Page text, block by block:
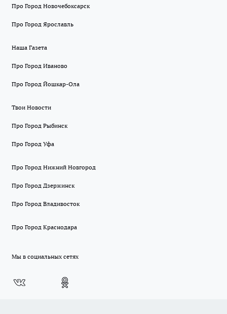
Про Город Новочебоксарск
Про Город Ярославль
Наша Газета
Про Город Иваново
Про Город Йошкар-Ола
Твои Новости
Про Город Рыбинск
Про Город Уфа
Про Город Нижний Новгород
Про Город Дзержинск
Про Город Владивосток
Про Город Краснодара
Мы в социальных сетях